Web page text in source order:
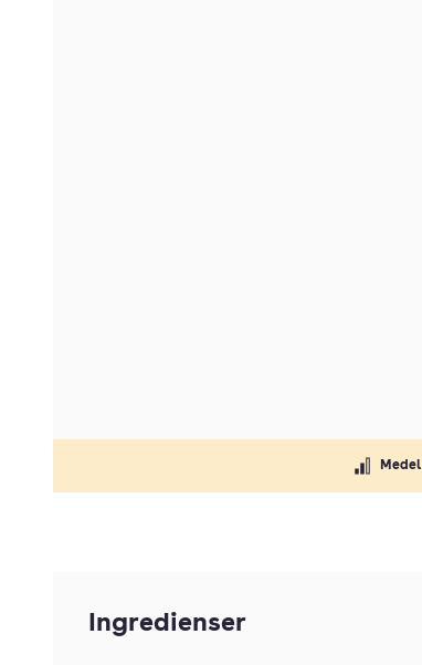
Medel
Ingredienser